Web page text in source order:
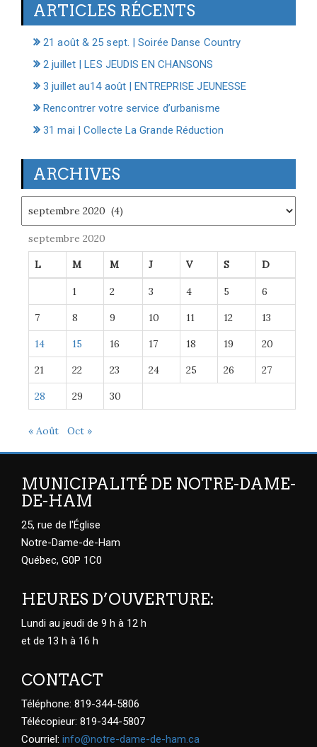
ARTICLES RÉCENTS
21 août & 25 sept. | Soirée Danse Country
2 juillet | LES JEUDIS EN CHANSONS
3 juillet au14 août | ENTREPRISE JEUNESSE
Rencontrer votre service d’urbanisme
31 mai | Collecte La Grande Réduction
ARCHIVES
septembre 2020
L M M J V S D
1 2 3 4 5 6
7 8 9 10 11 12 13
14 15 16 17 18 19 20
21 22 23 24 25 26 27
28 29 30
« Août Oct »
MUNICIPALITÉ DE NOTRE-DAME-
DE-HAM
25, rue de l'Église
Notre-Dame-de-Ham
Québec, G0P 1C0
HEURES D’OUVERTURE:
Lundi au jeudi de 9 h à 12 h
et de 13 h à 16 h
CONTACT
Téléphone: 819-344-5806
Télécopieur: 819-344-5807
Courriel: info@notre-dame-de-ham.ca